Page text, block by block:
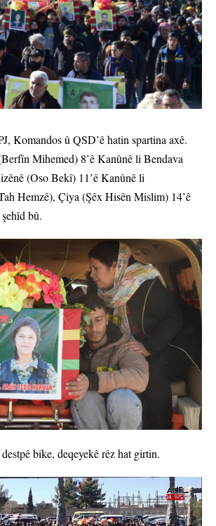
Komandos û QSD’ê hatin spartina axê.
Mihemed) 8’ê Kanûnê li Bendava
(Oso Bekî) 11’ê Kanûnê li
Hemzê), Çiya (Şêx Hisên Mislim) 14’ê
bû.
bike, deqeyekê rêz hat girtin.